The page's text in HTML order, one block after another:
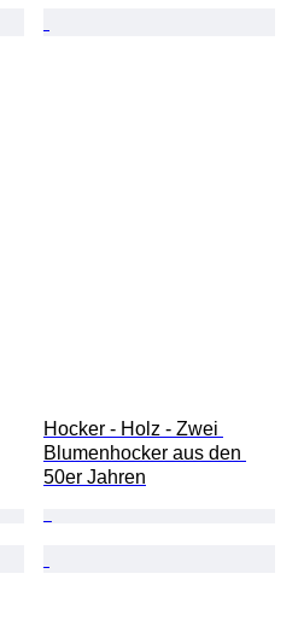
Hocker - Holz - Zwei
Blumenhocker aus den
50er Jahren